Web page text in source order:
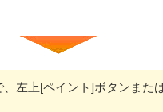
左上[ペイント]ボタンまた